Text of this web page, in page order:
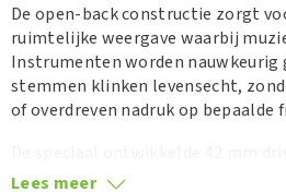
De open-back constructie zorgt
ruimtelijke weergave waarbij
Instrumenten worden nauwkeurig
stemmen klinken levensecht,
of overdreven nadruk op bepaalde
een ultralichte aluminium
Lees meer